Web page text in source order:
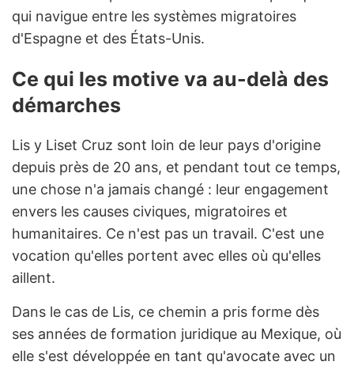
qui navigue entre les systèmes migratoires
d'Espagne et des États-Unis.
Ce qui les motive va au-delà des
démarches
Lis y Liset Cruz sont loin de leur pays d'origine
depuis près de 20 ans, et pendant tout ce temps,
une chose n'a jamais changé : leur engagement
envers les causes civiques, migratoires et
humanitaires. Ce n'est pas un travail. C'est une
vocation qu'elles portent avec elles où qu'elles
aillent.
Dans le cas de Lis, ce chemin a pris forme dès
ses années de formation juridique au Mexique, où
elle s'est développée en tant qu'avocate avec un